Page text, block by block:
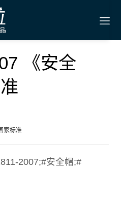
《安全
家标准
2007;#安全帽;#